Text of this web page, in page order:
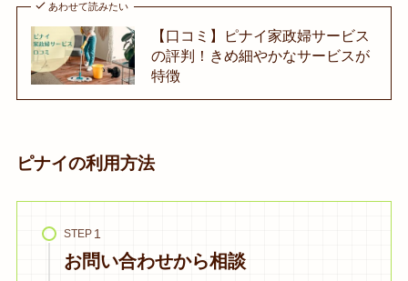
あわせて読みたい
【口コミ】ピナイ家政婦サービス
の評判！きめ細やかなサービスが
特徴
ピナイの利用方法
STEP
お問い合わせから相談